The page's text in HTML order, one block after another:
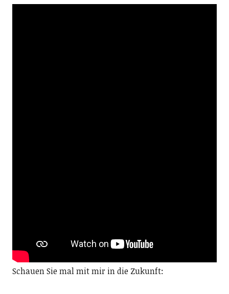
Schauen Sie mal mit mir in die Zukunft: